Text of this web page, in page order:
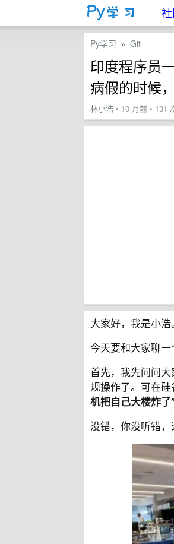
Py学习 » Git
印度程序员
病假的时候
林小浩 • 10 月前 • 131
大家好，我是小浩
今天要和大家聊一
首先，我先问问
规操作了。可在硅
机把自己大楼炸了”
没错，你没听错